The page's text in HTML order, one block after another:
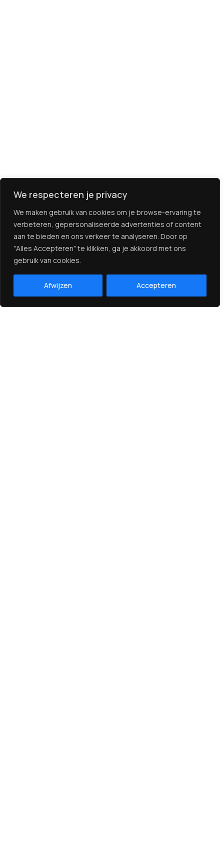
We respecteren je privacy
We maken gebruik van cookies om je browse-ervaring te
verbeteren, gepersonaliseerde advertenties of content
aan te bieden en ons verkeer te analyseren. Door op
"Alles Accepteren" te klikken, ga je akkoord met ons
gebruik van cookies.
Afwijzen Accepteren